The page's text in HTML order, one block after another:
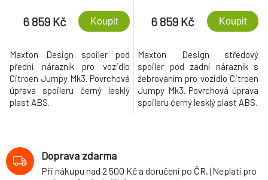
6 859 Kč Koupit
Maxton Design spoiler pod
přední nárazník pro vozidlo
Citroen Jumpy Mk3. Povrchová
úprava spoileru černý lesklý
plast ABS.
6 859 Kč Koupit
Maxton Design středový
spoiler pod zadní nárazník s
žebrováním pro vozidlo Citroen
Jumpy Mk3. Povrchová úprava
spoileru černý lesklý plast ABS.
Doprava zdarma
Při nákupu nad 2 500 Kč a doručení po ČR. (Neplatí pro